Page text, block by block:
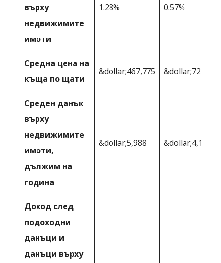
върху
недвижимите
имоти
1.28% 0.57%
Средна цена на
къща по щати
&dollar;467,775 &dollar;728,227
Среден данък
върху
недвижимите
имоти,
дължим на
година
&dollar;5,988 &dollar;4,151
Доход след
подоходни
данъци и
данъци върху